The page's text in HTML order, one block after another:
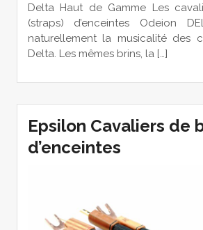
Delta Haut de Gamme Les
(straps) d’enceintes Odeion
naturellement la musicalité des
Delta. Les mêmes brins, la […]
Epsilon Cavaliers de
d’enceintes